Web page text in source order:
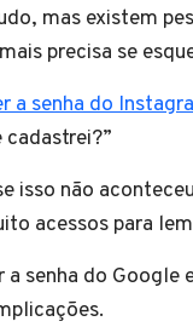
mas existem
precisa se
a senha do
isso não
acessos para
senha do